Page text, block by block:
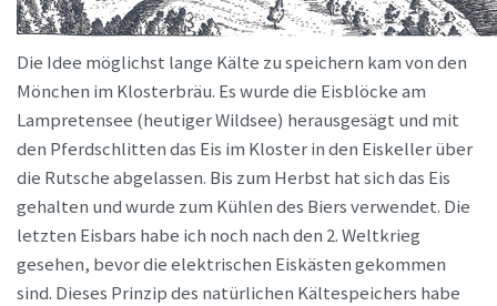
Die Idee möglichst lange Kälte zu speichern kam von den
Mönchen im Klosterbräu. Es wurde die Eisblöcke am
Lampretensee (heutiger Wildsee) herausgesägt und mit
den Pferdschlitten das Eis im Kloster in den Eiskeller über
die Rutsche abgelassen. Bis zum Herbst hat sich das Eis
gehalten und wurde zum Kühlen des Biers verwendet. Die
letzten Eisbars habe ich noch nach den 2. Weltkrieg
gesehen, bevor die elektrischen Eiskästen gekommen
sind. Dieses Prinzip des natürlichen Kältespeichers habe